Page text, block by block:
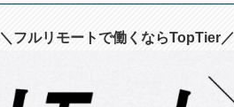
＼フルリモートで働くならTopTier／